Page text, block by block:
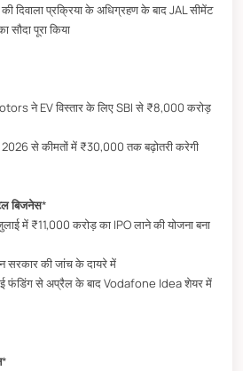
प्रक्रिया के अधिग्रहण के बाद JAL सीमेंट
पूरा किया
ने EV विस्तार के लिए SBI से ₹8,000 करोड़
से कीमतों में ₹30,000 तक बढ़ोतरी करेगी
बिजनेस*
में ₹11,000 करोड़ का IPO लाने की योजना बना
सरकार की जांच के दायरे में
फंडिंग से अप्रैल के बाद Vodafone Idea शेयर में
*